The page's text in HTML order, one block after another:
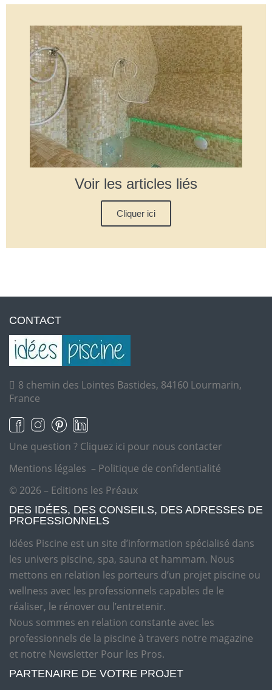
Voir les articles liés
Cliquer ici
CONTACT
8 chemin des Lointes Bastides, 84160 Lourmarin,
France
Une question ? Cliquez ici pour nous contacter
Mentions légales – Politique de confidentialité
© 2026 – Editions les Préaux
DES IDÉES, DES CONSEILS, DES ADRESSES DE
PROFESSIONNELS
Idées Piscine est un site d’information spécialisé dans
les univers piscine, spa, sauna et hammam. Nous
mettons en relation les porteurs d’un projet piscine ou
wellness avec les professionnels capables de le
réaliser, le rénover ou l’entretenir.
Nous sommes en relation constante avec les
professionnels de la piscine à travers notre magazine
et notre Newsletter Pour les Pros.
PARTENAIRE DE VOTRE PROJET